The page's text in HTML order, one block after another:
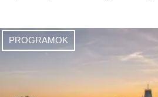
PROGRAMOK